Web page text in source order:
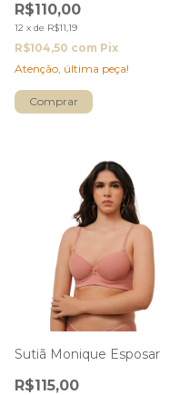
R$110,00
12 x de R$11,19
R$104,50 com Pix
Atenção, última peça!
Comprar
Sutiã Monique Esposar
R$115,00